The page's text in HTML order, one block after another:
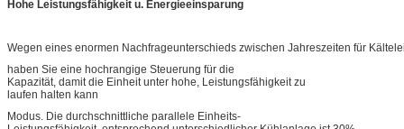
Hohe Leistungsfähigkeit u. Energieeinsparung
Wegen eines enormen Nachfrageunterschieds zwischen Jahreszeiten für
haben Sie eine hochrangige Steuerung für die
Kapazität, damit die Einheit unter hohe, Leistungsfähigkeit zu
laufen halten kann
Modus. Die durchschnittliche parallele Einheits-